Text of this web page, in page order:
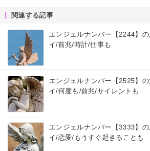
関連する記事
エンジェルナンバー【2244】
イ/前兆/時計/仕事も
エンジェルナンバー【2525】
イ/何度も/前兆/サイレントも
エンジェルナンバー【3333】
イ/恋愛/もうすぐ起きることも